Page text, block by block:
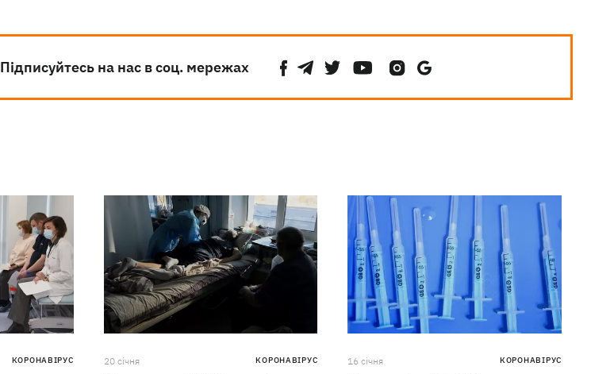
Підписуйтесь на нас в соц. мережах
КОРОНАВІРУС 20 сiчня КОРОНАВІРУС 16 сiчня КОРОНАВІРУС